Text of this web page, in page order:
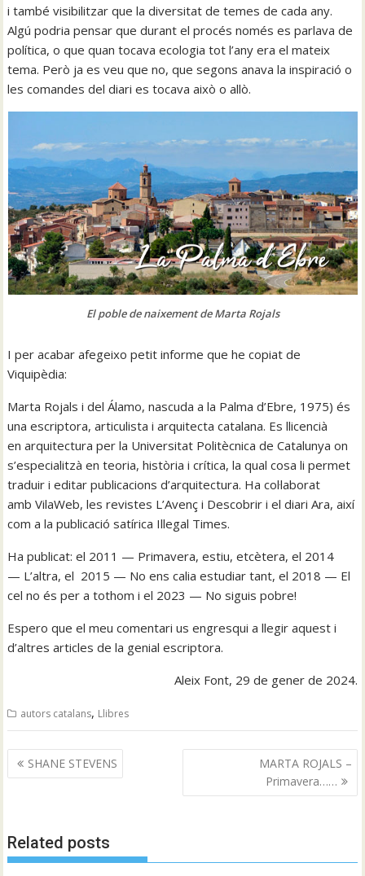
i també visibilitzar que la diversitat de temes de cada any.
Algú podria pensar que durant el procés només es parlava de
política, o que quan tocava ecologia tot l’any era el mateix
tema. Però ja es veu que no, que segons anava la inspiració o
les comandes del diari es tocava això o allò.
El poble de naixement de Marta Rojals
I per acabar afegeixo petit informe que he copiat de
Viquipèdia:
Marta Rojals i del Álamo, nascuda a la Palma d’Ebre, 1975) és
una escriptora, articulista i arquitecta catalana. Es llicencià
en arquitectura per la Universitat Politècnica de Catalunya on
s’especialitzà en teoria, història i crítica, la qual cosa li permet
traduir i editar publicacions d’arquitectura. Ha col·laborat
amb VilaWeb, les revistes L’Avenç i Descobrir i el diari Ara, així
com a la publicació satírica Illegal Times.
Ha publicat: el 2011 — Primavera, estiu, etcètera, el 2014
— L’altra, el 2015 — No ens calia estudiar tant, el 2018 — El
cel no és per a tothom i el 2023 — No siguis pobre!
Espero que el meu comentari us engresqui a llegir aquest i
d’altres articles de la genial escriptora.
Aleix Font, 29 de gener de 2024.
autors catalans, Llibres
Navegació
d'entrades
SHANE STEVENS
MARTA ROJALS –
Primavera……
Related posts